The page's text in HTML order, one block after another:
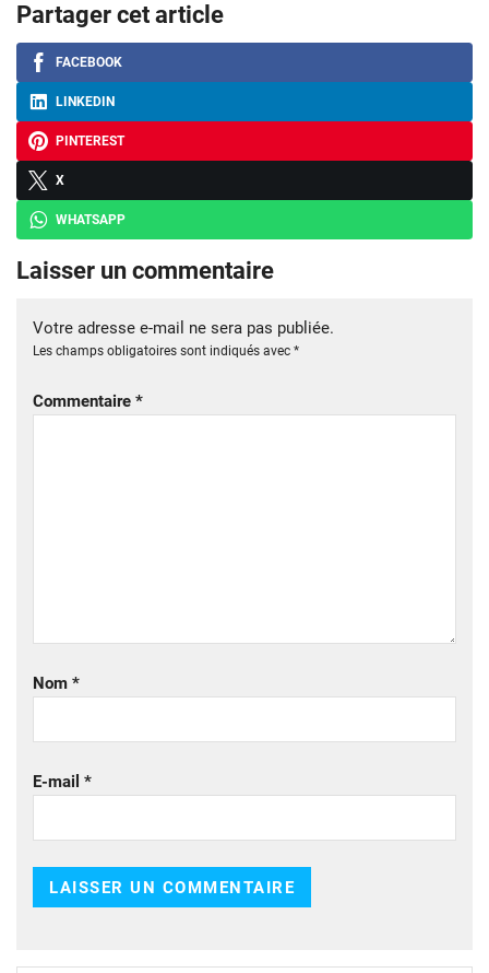
Partager cet article
FACEBOOK
LINKEDIN
PINTEREST
X
WHATSAPP
Laisser un commentaire
Votre adresse e-mail ne sera pas publiée.
Les champs obligatoires sont indiqués avec *
Commentaire *
Nom *
E-mail *